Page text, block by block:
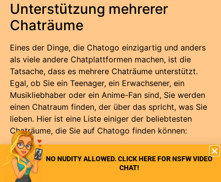
Unterstützung mehrerer
Chaträume
Eines der Dinge, die Chatogo einzigartig und anders
als viele andere Chatplattformen machen, ist die
Tatsache, dass es mehrere Chaträume unterstützt.
Egal, ob Sie ein Teenager, ein Erwachsener, ein
Musikliebhaber oder ein Anime-Fan sind, Sie werden
einen Chatraum finden, der über das spricht, was Sie
lieben. Hier ist eine Liste einiger der beliebtesten
Chaträume, die Sie auf Chatogo finden können:
Rollenspiel-Chatraum
Anime-Chat
Kinder-Chatroom,
NO NUDITY ALLOWED. CLICK HERE FOR NSFW VIDEO
CHAT!